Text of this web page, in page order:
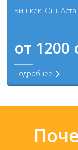
Бишкек, Ош,
от 1200
Подробнее